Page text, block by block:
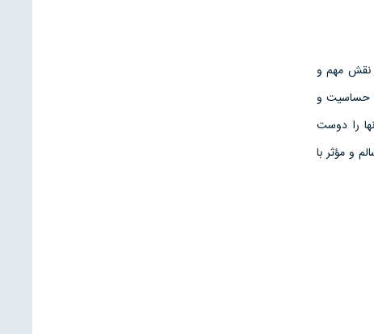
نقش مهم و
حساسيت و
را دوست
و مؤثر با